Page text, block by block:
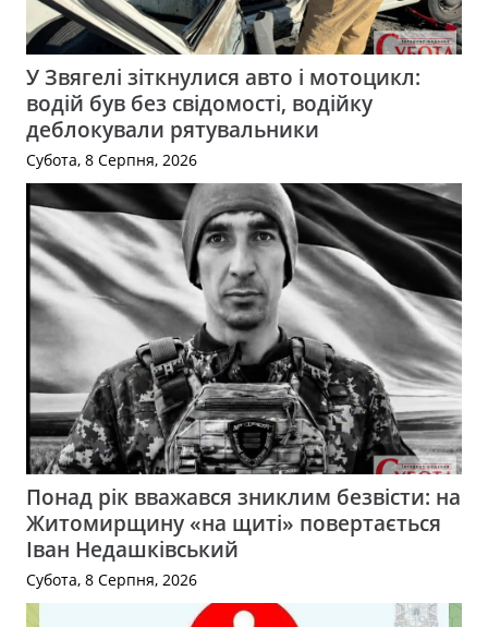
У Звягелі зіткнулися авто і мотоцикл:
водій був без свідомості, водійку
деблокували рятувальники
Субота, 8 Серпня, 2026
Понад рік вважався зниклим безвісти: на
Житомирщину «на щиті» повертається
Іван Недашківський
Субота, 8 Серпня, 2026